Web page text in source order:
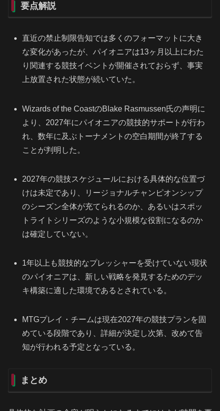
要点解説
直近の禁止制限告知では多くのフォーマットに大き
な変化があったが、パイオニアは13ヶ月以上にわた
り関連する競技イベントが開催されておらず、事実
上放置された状態が続いていた。
Wizards of the CoastのBlake Rasmussen氏の声明に
より、2027年にパイオニアの競技的サポートが行わ
れ、数年に及ぶトーナメントの空白期間が終了する
ことが判明した。
2027年の競技スケジュールにおける具体的な位置づ
けは未定であり、リージョナルチャンピオンシップ
のシーズン全体が充てられるのか、あるいはスポッ
トライトシリーズのような小規模な役割になるのか
は確定していない。
1年以上も競技的なプレッシャーを受けていない現状
のパイオニアは、新しい戦略を発見するためのデッ
キ構築に適した環境であるとされている。
MTGプレイ・チームは現在2027年の競技プランを固
めている段階であり、詳細が決定し次第、改めて告
知が行われる予定となっている。
まとめ